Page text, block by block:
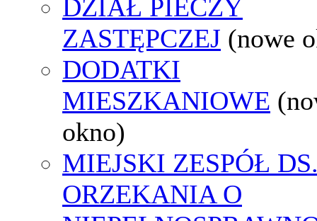
DZIAŁ PIECZY
ZASTĘPCZEJ (nowe
DODATKI
MIESZKANIOWE
okno)
MIEJSKI ZESPÓŁ
ORZEKANIA O